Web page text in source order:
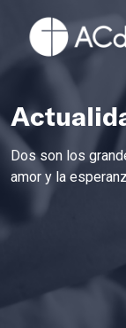
Dos son los
amor y la